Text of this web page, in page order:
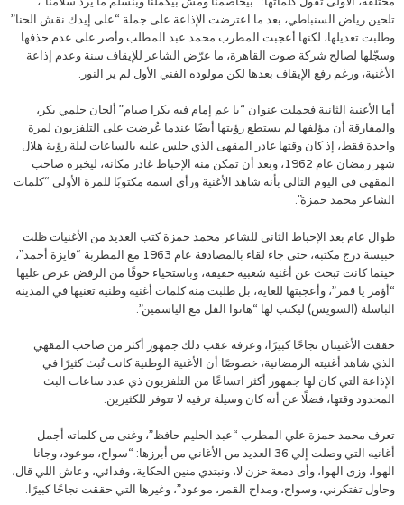
تلحين رياض السنباطي، بعد ما اعترضت الإذاعة على جملة “على إيدك نقش الحنا”
وطلبت تعديلها، لكنها أعجبت المطرب محمد عبد المطلب وأصر على عدم حذفها
وسجّلها لصالح شركة صوت القاهرة، ما عرّض الشاعر للإيقاف سنة وعدم إذاعة
الأغنية، ورغم رفع الإيقاف بعدها لكن مولوده الفني الأول لم ير النور.
أما الأغنية الثانية فحملت عنوان “يا عم إمام فيه بكرا صيام” ألحان حلمي بكر،
والمفارقة أن مؤلفها لم يستطع رؤيتها أيضًا عندما عُرضت على التلفزيون لمرة
واحدة فقط، إذ كان وقتها غادر المقهى الذي جلس عليه بالساعات ليلة رؤية هلال
شهر رمضان عام 1962، وبعد أن تمكن منه الإحباط غادر مكانه، ليخبره صاحب
المقهى في اليوم التالي بأنه شاهد الأغنية ورأي اسمه مكتوبًا للمرة الأولى “كلمات
الشاعر محمد حمزة”.
طوال عام بعد الإحباط الثاني للشاعر محمد حمزة كتب العديد من الأغنيات ظلت
حبيسة درج مكتبه، حتى جاء لقاء بالمصادفة عام 1963 مع المطربة “فايزة أحمد”،
حينما كانت تبحث عن أغنية شعبية خفيفة، وباستحياء خوفًا من الرفض عرض عليها
“أؤمر يا قمر”، وأعجبتها للغاية، بل طلبت منه كلمات أغنية وطنية تغنيها في المدينة
الباسلة (السويس) ليكتب لها “هاتوا الفل مع الياسمين”.
حققت الأغنيتان نجاحًا كبيرًا، وعرفه عقب ذلك جمهور أكثر من صاحب المقهي
الذي شاهد أغنيته الرمضانية، خصوصًا أن الأغنية الوطنية كانت تُبث كثيرًا في
الإذاعة التي كان لها جمهور أكثر اتساعًا من التلفزيون ذي عدد ساعات البث
المحدود وقتها، فضلًا عن أنه كان وسيلة ترفيه لا تتوفر للكثيرين.
تعرف محمد حمزة علي المطرب “عبد الحليم حافظ”، وغنى من كلماته أجمل
أغانيه التي وصلت إلي 36 العديد من الأغاني من أبرزها: “سواح، موعود، وجانا
الهوا، وزى الهوا، وأى دمعة حزن لا، ونبتدي منين الحكاية، وفدائي، وعاش اللي قال،
وحاول تفتكرني، وسواح، ومداح القمر، موعود”، وغيرها التي حققت نجاحًا كبيرًا.